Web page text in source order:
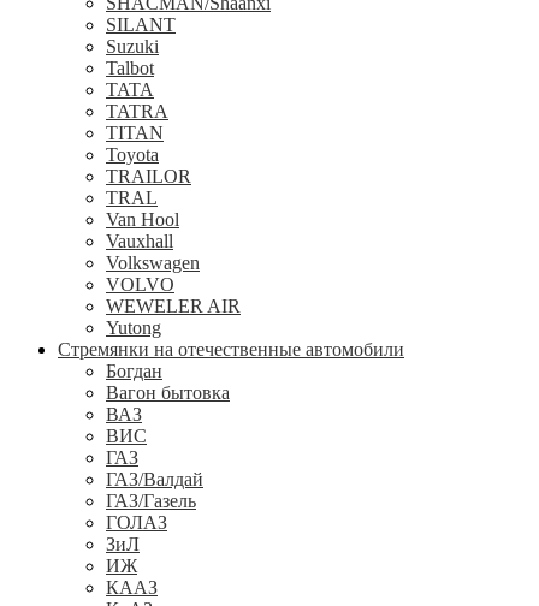
SILANT
Suzuki
Talbot
TATA
TATRA
TITAN
Toyota
TRAILOR
TRAL
Van Hool
Vauxhall
Volkswagen
VOLVO
WEWELER AIR
Yutong
Стремянки на отечественные автомобили
Богдан
Вагон бытовка
ВАЗ
ВИС
ГАЗ
ГАЗ/Валдай
ГАЗ/Газель
ГОЛАЗ
ЗиЛ
ИЖ
КААЗ